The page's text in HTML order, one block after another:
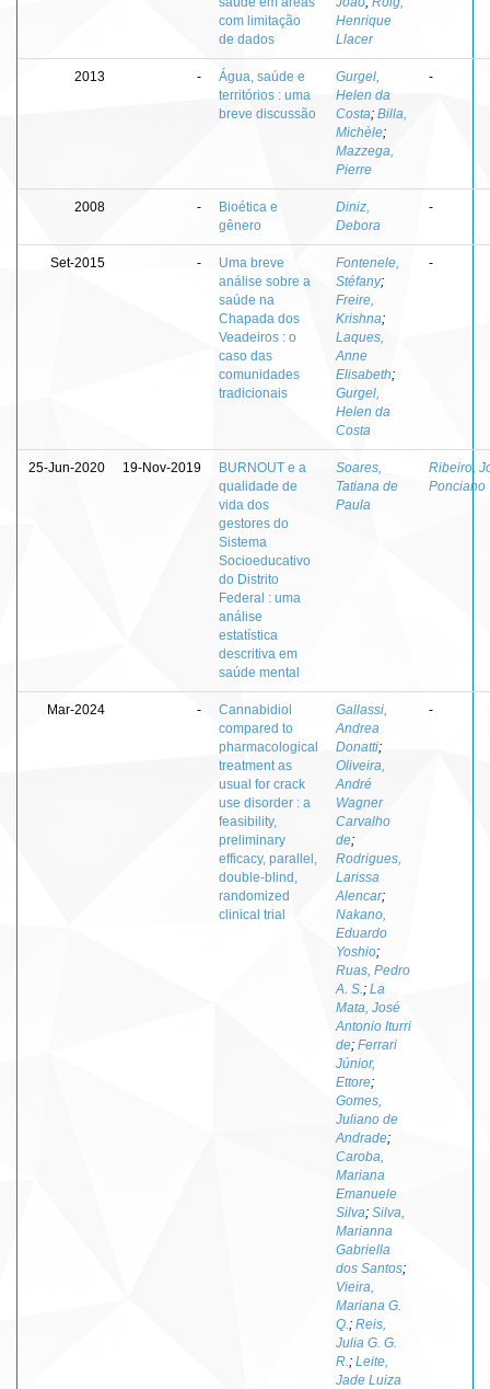
com limitação
de dados
Henrique
Llacer
2013 -
Água, saúde e
territórios : uma
breve discussão
Gurgel,
Helen da
Costa; Billa,
Michèle;
Mazzega,
Pierre
-
2008 -
Bioética e
gênero
Diniz,
Debora
-
Set-2015 -
Uma breve
análise sobre a
saúde na
Chapada dos
Veadeiros : o
caso das
comunidades
tradicionais
Fontenele,
Stéfany;
Freire,
Krishna;
Laques,
Anne
Elisabeth;
Gurgel,
Helen da
Costa
-
25-Jun-2020 19-Nov-2019
BURNOUT e a
qualidade de
vida dos
gestores do
Sistema
Socioeducativo
do Distrito
Federal : uma
análise
estatística
descritiva em
saúde mental
Soares,
Tatiana de
Paula
Ribeiro,
Ponciano
Mar-2024 -
Cannabidiol
compared to
pharmacological
treatment as
usual for crack
use disorder : a
feasibility,
preliminary
efficacy, parallel,
double‑blind,
randomized
clinical trial
Gallassi,
Andrea
Donatti;
Oliveira,
André
Wagner
Carvalho
de;
Rodrigues,
Larissa
Alencar;
Nakano,
Eduardo
Yoshio;
Ruas, Pedro
A. S. ; La
Mata, José
Antonio Iturri
de; Ferrari
Júnior,
Ettore;
Gomes,
Juliano de
Andrade;
Caroba,
Mariana
Emanuele
Silva; Silva,
Marianna
Gabriella
dos Santos;
Vieira,
Mariana G.
Q. ; Reis,
Julia G. G.
R. ; Leite,
Jade Luiza
-